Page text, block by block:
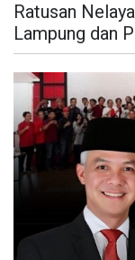
Ratusan
Lampung dan